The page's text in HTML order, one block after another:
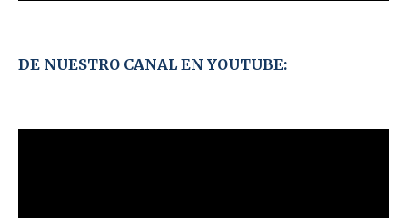
DE NUESTRO CANAL EN YOUTUBE: